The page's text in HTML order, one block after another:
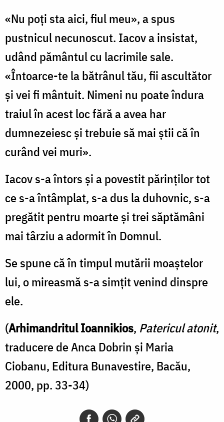
«Nu poţi sta aici, fiul meu», a spus
pustnicul necunoscut. Iacov a insistat,
udând pământul cu lacrimile sale.
«Întoarce-te la bătrânul tău, fii ascultător
şi vei fi mântuit. Nimeni nu poate îndura
traiul în acest loc fără a avea har
dumnezeiesc şi trebuie să mai ştii că în
curând vei muri».
Iacov s-a întors şi a povestit părinţilor tot
ce s-a întâmplat, s-a dus la duhovnic, s-a
pregătit pentru moarte şi trei săptămâni
mai târziu a adormit în Domnul.
Se spune că în timpul mutării moaştelor
lui, o mireasmă s-a simţit venind dinspre
ele.
(Arhimandritul Ioannikios, Patericul atonit,
traducere de Anca Dobrin și Maria
Ciobanu, Editura Bunavestire, Bacău,
2000, pp. 33-34)